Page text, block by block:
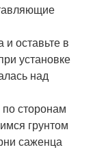
оставьте в
установке
над
сторонам
грунтом
саженца